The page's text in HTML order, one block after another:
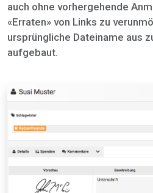
auch ohne vorhergehende
«Erraten» von Links zu
ursprüngliche Dateiname aus
aufgebaut.